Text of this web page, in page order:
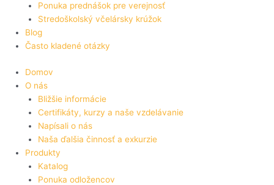
Ponuka prednášok pre verejnosť
Stredoškolský včelársky krúžok
Blog
Často kladené otázky
Domov
O nás
Bližšie informácie
Certifikáty, kurzy a naše vzdelávanie
Napísali o nás
Naša ďalšia činnosť a exkurzie
Produkty
Katalog
Ponuka odložencov